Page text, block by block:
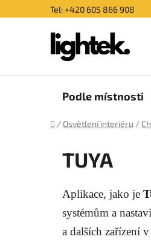
na
Tel: +420 605 866 908
Podle místnosti
Domů
/ Osvětlení interiéru /
TUYA
Aplikace, jako je
systémům a
a dalších zařízení